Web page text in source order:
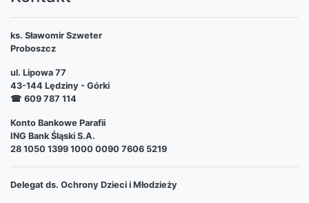
ks. Sławomir Szweter
Proboszcz
ul. Lipowa 77
43-144 Lędziny - Górki
☎ 609 787 114
Konto Bankowe Parafii
ING Bank Śląski S.A.
28 1050 1399 1000 0090 7606 5219
Delegat ds. Ochrony Dzieci i Młodzieży